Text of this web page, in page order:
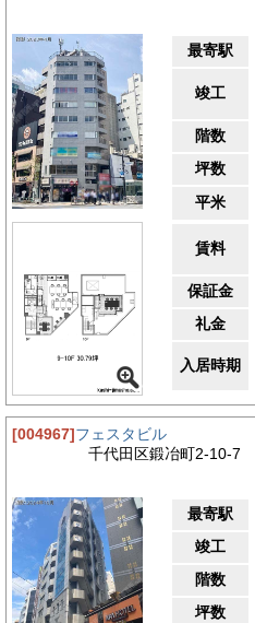
最寄駅
竣工
階数
坪数
平米
賃料
保証金
礼金
入居時期
[004967]フェスタビル
千代田区鍛冶町2-10-7
最寄駅
竣工
階数
坪数